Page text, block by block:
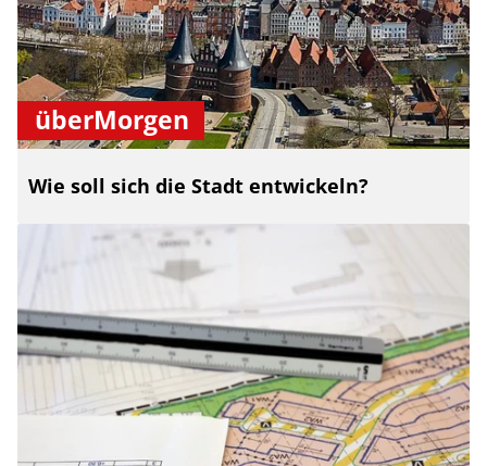
überMorgen
Wie soll sich die Stadt entwickeln?